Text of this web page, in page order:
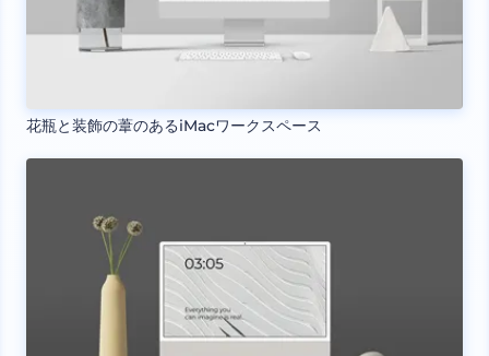
花瓶と装飾の葦のあるiMacワークスペース